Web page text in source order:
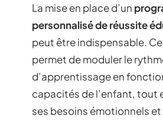
La mise en place d’un
personnalisé de réussite
peut être indispensable.
permet de moduler le
d’apprentissage en
capacités de l’enfant, tout
ses besoins émotionnels et